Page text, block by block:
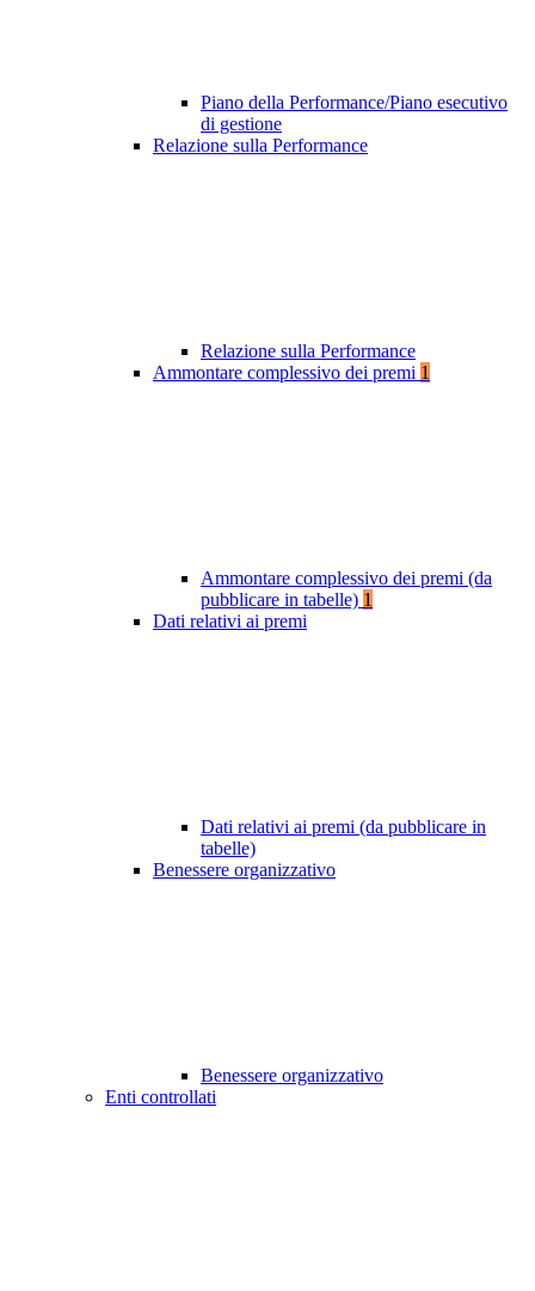
Piano della Performance/Piano esecutivo
di gestione
Relazione sulla Performance
Relazione sulla Performance
Ammontare complessivo dei premi 1
Ammontare complessivo dei premi (da
pubblicare in tabelle) 1
Dati relativi ai premi
Dati relativi ai premi (da pubblicare in
tabelle)
Benessere organizzativo
Benessere organizzativo
Enti controllati